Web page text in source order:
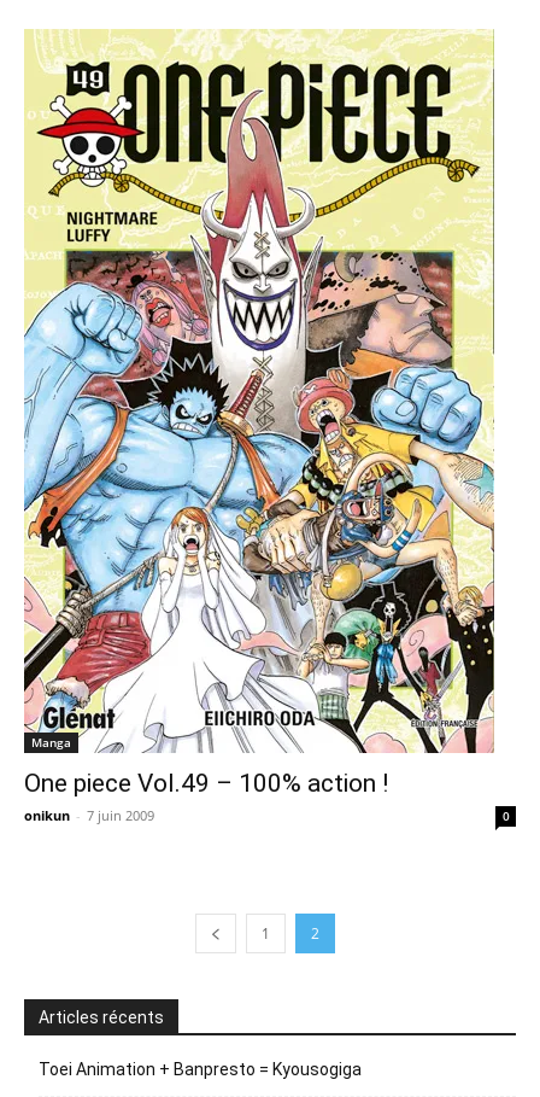
Manga
One piece Vol.49 – 100% action !
onikun - 7 juin 2009 0
1 2
Articles récents
Toei Animation + Banpresto = Kyousogiga